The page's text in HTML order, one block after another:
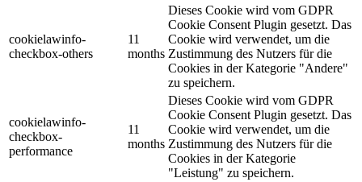
cookielawinfo-
checkbox-others
11
months
Dieses Cookie wird vom GDPR
Cookie Consent Plugin gesetzt. Das
Cookie wird verwendet, um die
Zustimmung des Nutzers für die
Cookies in der Kategorie "Andere"
zu speichern.
cookielawinfo-
checkbox-
performance
11
months
Dieses Cookie wird vom GDPR
Cookie Consent Plugin gesetzt. Das
Cookie wird verwendet, um die
Zustimmung des Nutzers für die
Cookies in der Kategorie
"Leistung" zu speichern.